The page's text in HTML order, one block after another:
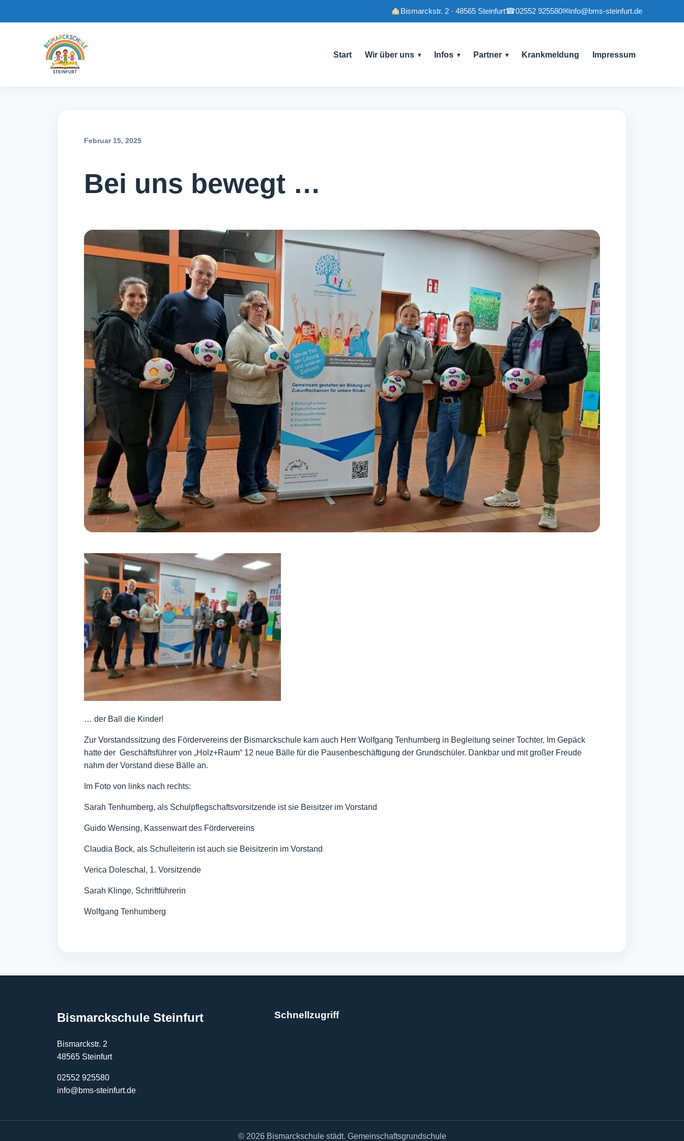
Bismarckstr. 2 · 48565 Steinfurt☎02552 925580✉info@bms-steinfurt.de
Start Wir über uns Infos Partner Krankmeldung Impressum
Februar 15, 2025
Bei uns bewegt …
… der Ball die Kinder!
Zur Vorstandssitzung des Fördervereins der Bismarckschule kam auch Herr Wolfgang Tenhumberg in Begleitung seiner Tochter. Im Gepäck
hatte der Geschäftsführer von „Holz+Raum“ 12 neue Bälle für die Pausenbeschäftigung der Grundschüler. Dankbar und mit großer Freude
nahm der Vorstand diese Bälle an.
Im Foto von links nach rechts:
Sarah Tenhumberg, als Schulpflegschaftsvorsitzende ist sie Beisitzer im Vorstand
Guido Wensing, Kassenwart des Fördervereins
Claudia Bock, als Schulleiterin ist auch sie Beisitzerin im Vorstand
Verica Doleschal, 1. Vorsitzende
Sarah Klinge, Schriftführerin
Wolfgang Tenhumberg
Bismarckschule Steinfurt
Bismarckstr. 2
48565 Steinfurt
02552 925580
info@bms-steinfurt.de
Schnellzugriff
© 2026 Bismarckschule städt. Gemeinschaftsgrundschule